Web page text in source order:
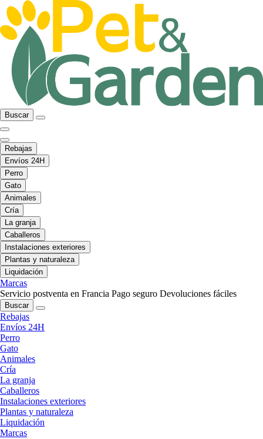
Buscar
Rebajas
Envíos 24H
Perro
Gato
Animales
Cría
La granja
Caballeros
Instalaciones exteriores
Plantas y naturaleza
Liquidación
Marcas
Servicio postventa en Francia Pago seguro Devoluciones fáciles
Buscar
Rebajas
Envíos 24H
Perro
Gato
Animales
Cría
La granja
Caballeros
Instalaciones exteriores
Plantas y naturaleza
Liquidación
Marcas